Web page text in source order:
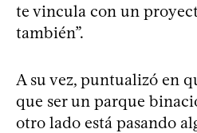
te vincula con un
también”.
A su vez, puntualizó en
que ser un parque
otro lado está pasando